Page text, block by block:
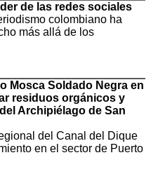
de las redes sociales
colombiano ha
más allá de los
Mosca Soldado Negra en
residuos orgánicos y
Archipiélago de San
del Canal del Dique
en el sector de Puerto